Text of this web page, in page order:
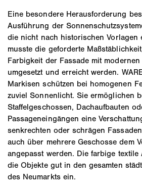
Eine besondere Herausforderung
Ausführung der
die nicht nach historischen Vorlagen
musste die geforderte
Farbigkeit der Fassade mit
umgesetzt und erreicht werden.
Markisen schützen bei homogenen
zuviel Sonnenlicht. Sie ermöglichen
Staffelgeschossen, Dachaufbauten
Passageneingängen eine
senkrechten oder schrägen
auch über mehrere Geschosse dem
angepasst werden. Die farbige
die Objekte gut in den gesamten
des Neumarkts ein.